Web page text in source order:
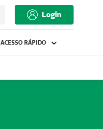
Login
ACESSO RÁPIDO